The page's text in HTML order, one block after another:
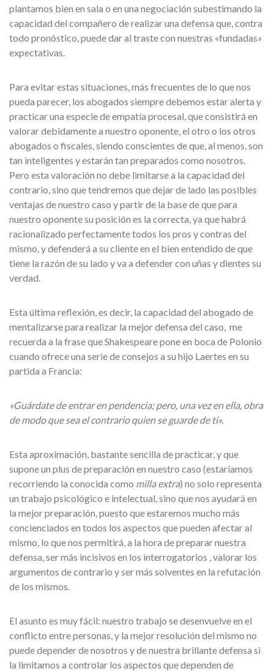
plantamos bien en sala o en una negociación subestimando la
capacidad del compañero de realizar una defensa que, contra
todo pronóstico, puede dar al traste con nuestras «fundadas»
expectativas.
Para evitar estas situaciones, más frecuentes de lo que nos
pueda parecer, los abogados siempre debemos estar alerta y
practicar una especie de empatía procesal, que consistirá en
valorar debidamente a nuestro oponente, el otro o los otros
abogados o fiscales, siendo conscientes de que, al menos, son
tan inteligentes y estarán tan preparados como nosotros.
Pero esta valoración no debe limitarse a la capacidad del
contrario, sino que tendremos que dejar de lado las posibles
ventajas de nuestro caso y partir de la base de que para
nuestro oponente su posición es la correcta, ya que habrá
racionalizado perfectamente todos los pros y contras del
mismo, y defenderá a su cliente en el bien entendido de que
tiene la razón de su lado y va a defender con uñas y dientes su
verdad.
Esta última reflexión, es decir, la capacidad del abogado de
mentalizarse para realizar la mejor defensa del caso, me
recuerda a la frase que Shakespeare pone en boca de Polonio
cuando ofrece una serie de consejos a su hijo Laertes en su
partida a Francia:
«Guárdate de entrar en pendencia; pero, una vez en ella, obra
de modo que sea el contrario quien se guarde de ti».
Esta aproximación, bastante sencilla de practicar, y que
supone un plus de preparación en nuestro caso (estaríamos
recorriendo la conocida como milla extra) no solo representa
un trabajo psicológico e intelectual, sino que nos ayudará en
la mejor preparación, puesto que estaremos mucho más
concienciados en todos los aspectos que pueden afectar al
mismo, lo que nos permitirá, a la hora de preparar nuestra
defensa, ser más incisivos en los interrogatorios , valorar los
argumentos de contrario y ser más solventes en la refutación
de los mismos.
El asunto es muy fácil: nuestro trabajo se desenvuelve en el
conflicto entre personas, y la mejor resolución del mismo no
puede depender de nosotros y de nuestra brillante defensa si
la limitamos a controlar los aspectos que dependen de